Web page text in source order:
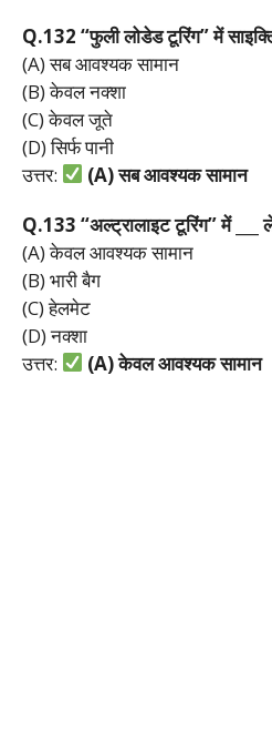
Q.132 “फुलीलोडेडटूरिंग”में
(A) सब आवश्यक सामान
(B) केवल नक्शा
(C) केवल जूते
(D) सिर्फ पानी
उत्तर:
(A)सबआवश्यकसामान
Q.133 “अल्ट्रालाइटटूरिंग”में ___
(A) केवल आवश्यक सामान
(B) भारी बैग
(C) हेलमेट
(D) नक्शा
उत्तर:
(A)केवलआवश्यकसामान